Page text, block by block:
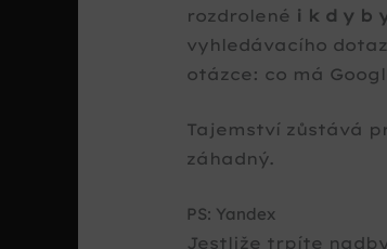
rozdrolené i k d y b
vyhledávacího
otázce: co má
Tajemství zůstává
záhadný.
PS: Yandex
Jestliže trpíte